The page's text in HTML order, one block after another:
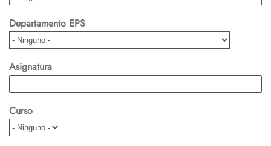
Departamento EPS
Asignatura
Curso